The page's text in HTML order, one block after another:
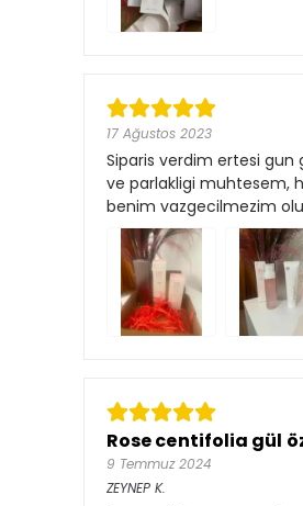
17 Ağustos 2023
Siparis verdim ertesi
ve parlakligi muhtesem,
benim vazgecilmezim
Rose centifolia gül
9 Temmuz 2024
ZEYNEP K.